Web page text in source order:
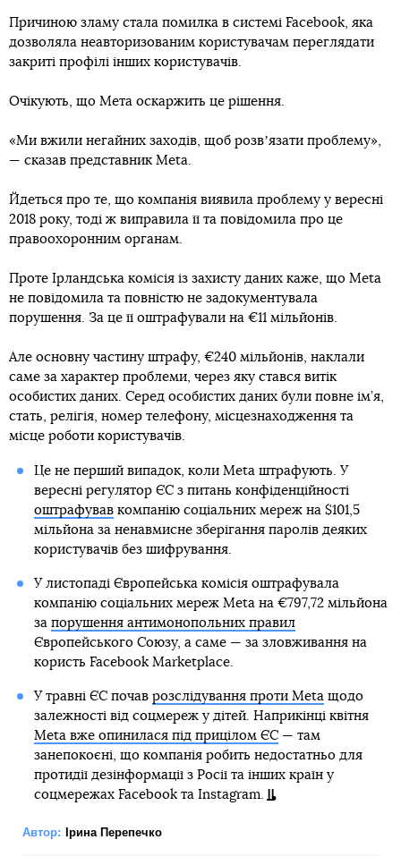
Причиною зламу стала помилка в системі Facebook, яка
дозволяла неавторизованим користувачам переглядати
закриті профілі інших користувачів.
Очікують, що Мета оскаржить це рішення.
«Ми вжили негайних заходів, щоб розвʼязати проблему»,
— сказав представник Meta.
Йдеться про те, що компанія виявила проблему у вересні
2018 року, тоді ж виправила її та повідомила про це
правоохоронним органам.
Проте Ірландська комісія із захисту даних каже, що Meta
не повідомила та повністю не задокументувала
порушення. За це її оштрафували на €11 мільйонів.
Але основну частину штрафу, €240 мільйонів, наклали
саме за характер проблеми, через яку стався витік
особистих даних. Серед особистих даних були повне ім’я,
стать, релігія, номер телефону, місцезнаходження та
місце роботи користувачів.
Це не перший випадок, коли Meta штрафують. У
вересні регулятор ЄС з питань конфіденційності
оштрафувавкомпанію соціальних мереж на $101,5
мільйона за ненавмисне зберігання паролів деяких
користувачів без шифрування.
У листопаді Європейська комісія оштрафувала
компанію соціальних мереж Meta на €797,72 мільйона
за порушення антимонопольних правил
Європейського Союзу, а саме — за зловживання на
користь Facebook Marketplace.
У травні ЄС почав розслідування проти Meta щодо
залежності від соцмереж у дітей. Наприкінці квітня
Meta вже опинилася під прицілом ЄС— там
занепокоєні, що компанія робить недостатньо для
протидії дезінформації з Росії та інших країн у
соцмережах Facebook та Instagram.
Автор: Ірина Перепечко